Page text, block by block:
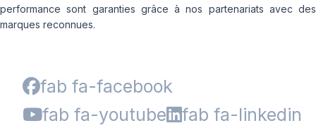
performance sont garanties grâce à nos partenariats avec des
marques reconnues.
fab fa-facebook
fab fa-youtube
fab fa-linkedin